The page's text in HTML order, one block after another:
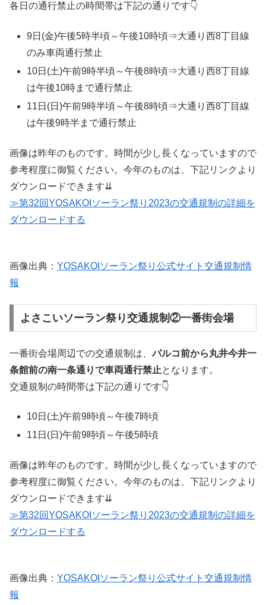
各日の通行禁止の時間帯は下記の通りです👇
9日(金)午後5時半頃～午後10時頃⇒大通り西8丁目線
のみ車両通行禁止
10日(土)午前9時半頃～午後8時頃⇒大通り西8丁目線
は午後10時まで通行禁止
11日(日)午前9時半頃～午後8時頃⇒大通り西8丁目線
は午後9時半まで通行禁止
画像は昨年のものです。時間が少し長くなっていますので
参考程度に御覧ください。今年のものは、下記リンクより
ダウンロードできます⇊
≫第32回YOSAKOIソーラン祭り2023の交通規制の詳細を
ダウンロードする
画像出典： YOSAKOIソーラン祭り公式サイト交通規制情
報
よさこいソーラン祭り交通規制②一番街会場
一番街会場周辺での交通規制は、パルコ前から丸井今井一
条館前の南一条通りで車両通行禁止となります。
交通規制の時間帯は下記の通りです👇
10日(土)午前9時頃～午後7時頃
11日(日)午前9時頃～午後5時頃
画像は昨年のものです。時間が少し長くなっていますので
参考程度に御覧ください。今年のものは、下記リンクより
ダウンロードできます⇊
≫第32回YOSAKOIソーラン祭り2023の交通規制の詳細を
ダウンロードする
画像出典： YOSAKOIソーラン祭り公式サイト交通規制情
報